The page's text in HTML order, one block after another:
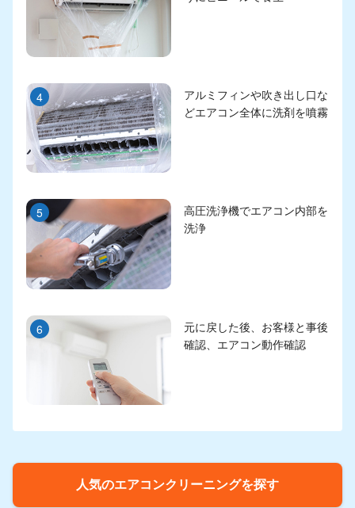
4
アルミフィンや吹き出し口な
どエアコン全体に洗剤を噴霧
5
高圧洗浄機でエアコン内部を
洗浄
6
元に戻した後、お客様と事後
確認、エアコン動作確認
人気のエアコンクリーニングを探す